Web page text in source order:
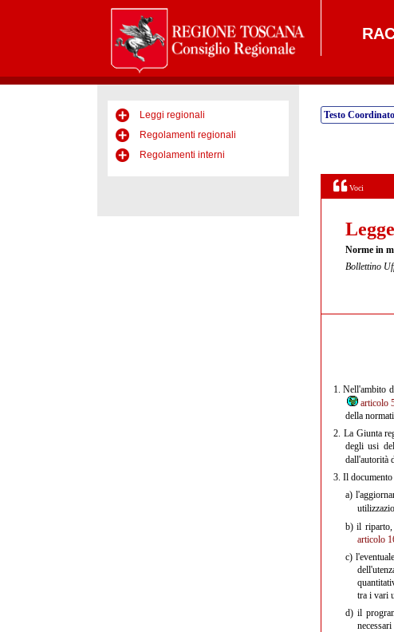
Leggi regionali
Regolamenti regionali
Regolamenti interni
Testo Coordinato
Voci
Norme in
Bollettino
1. Nell'ambito
articolo
della
2. La Giunta
degli usi
dall'autorità
3. Il
a)
b) il riparto,
articolo
c)
tra i vari
d) il